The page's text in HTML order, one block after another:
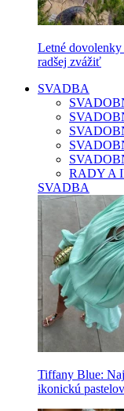
Letné
radšej zvážiť
SVADBA
RADY A
SVADBA
Tiffany Blue:
ikonickú